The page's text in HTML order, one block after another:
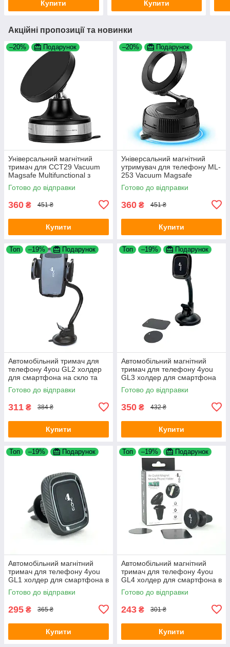
Купити Купити
Акційні пропозиції та новинки
–20% Подарунок
Універсальний магнітний
тримач для CCT29 Vacuum
Magsafe Multifunctional з
вакуумною присоскою Black
Готово до відправки
360 ₴ 451 ₴
Купити
–20% Подарунок
Універсальний магнітний
утримувач для телефону ML-
253 Vacuum Magsafe
Multifunctional Metal з
вакуумною присоскою Black
Готово до відправки
360 ₴ 451 ₴
Купити
Топ –19% Подарунок
Автомобільний тримач для
телефону 4you GL2 холдер
для смартфона на скло та
торпеду Black
Готово до відправки
311 ₴ 384 ₴
Купити
Топ –19% Подарунок
Автомобільний магнітний
тримач для телефону 4you
GL3 холдер для смартфона
на торпеду та скло Black
Готово до відправки
350 ₴ 432 ₴
Купити
Топ –19% Подарунок
Автомобільний магнітний
тримач для телефону 4you
GL1 холдер для смартфона в
повітропровід Black
Готово до відправки
295 ₴ 365 ₴
Купити
Топ –19% Подарунок
Автомобільний магнітний
тримач для телефону 4you
GL4 холдер для смартфона в
повітропровід Black
Готово до відправки
243 ₴ 301 ₴
Купити